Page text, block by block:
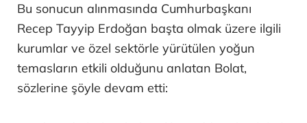
Bu sonucun alınmasında Cumhurbaşkanı
Recep Tayyip Erdoğan başta olmak üzere ilgili
kurumlar ve özel sektörle yürütülen yoğun
temasların etkili olduğunu anlatan Bolat,
sözlerine şöyle devam etti: